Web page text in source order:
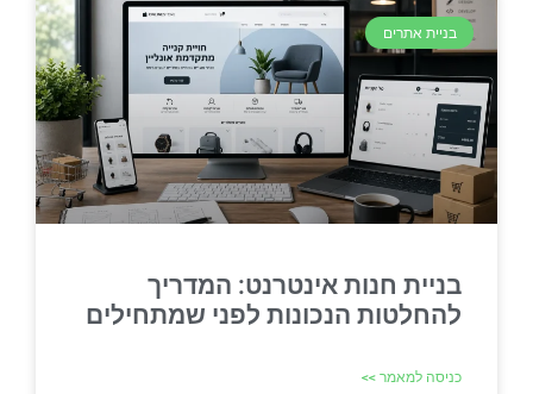
בניית אתרים
בניית חנות אינטרנט: המדריך
להחלטות הנכונות לפני שמתחילים
כניסה למאמר >>